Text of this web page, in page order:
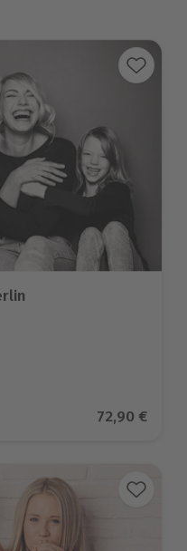
1 BewertungenAktueller
72,90 €